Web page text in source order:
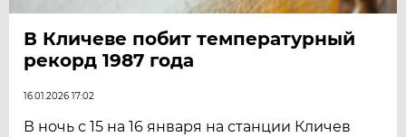
В Кличеве побит температурный
рекорд 1987 года
16.01.2026 17:02
В ночь с 15 на 16 января на станции Кличев